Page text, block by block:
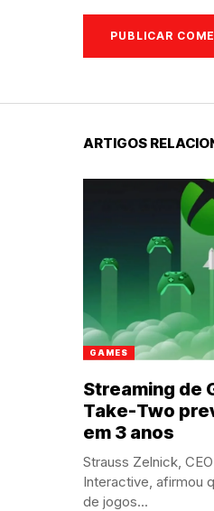
ARTIGOS
GAMES
Streaming de
Take-Two
em 3 anos
Strauss Zelnick,
Interactive, afirmou
de jogos...